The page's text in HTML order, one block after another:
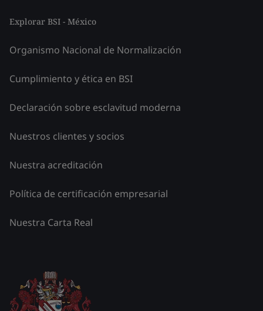
Explorar BSI - México
Organismo Nacional de Normalización
Cumplimiento y ética en BSI
Declaración sobre esclavitud moderna
Nuestros clientes y socios
Nuestra acreditación
Política de certificación empresarial
Nuestra Carta Real